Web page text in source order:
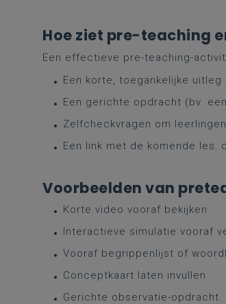
Hoe ziet pre-teaching
Een effectieve pre-teaching-
Een korte, toegankelijke
Een gerichte opdracht (bv.
Zelfcheckvragen om
Een link met de komende les:
Voorbeelden van
Korte video vooraf bekijken
Interactieve simulatie vooraf
Vooraf begrippenlijst of
Conceptkaart laten invullen
Gerichte observatie-opdracht